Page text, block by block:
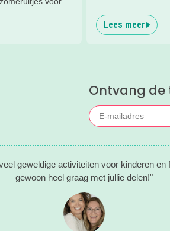
Lees meer
Ontvang de
geweldige activiteiten voor kinderen en
gewoon heel graag met jullie delen!"